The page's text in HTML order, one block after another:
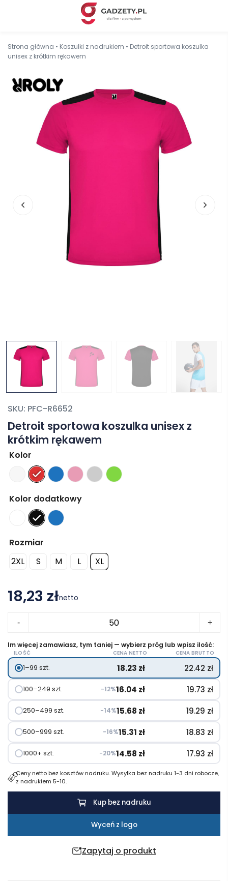
Strona główna • Koszulki z nadrukiem • Detroit sportowa koszulka
unisex z krótkim rękawem
Detroit sportowa koszulka unisex z
krótkim rękawem
SKU: PFC-R6652
Kolor
Kolor dodatkowy
Rozmiar
2XL
S M L XL
18,23 złnetto
-
sportowa
koszulka
unisex
z
krótkim
rękawem
+
Zapytaj o produkt
Im więcej zamawiasz, tym taniej — wybierz próg lub wpisz ilość:
ILOŚĆ CENA NETTO CENA BRUTTO
1–99 szt. 18.23 zł 22.42 zł
100–249 szt. −12%16.04 zł 19.73 zł
250–499 szt. −14%15.68 zł 19.29 zł
500–999 szt. −16%15.31 zł 18.83 zł
1000+ szt. −20%14.58 zł 17.93 zł
Ceny netto bez kosztów nadruku. Wysyłka bez nadruku 1-3 dni robocze,
z nadrukiem 5-10.
Kup bez nadruku
Wyceń z logo